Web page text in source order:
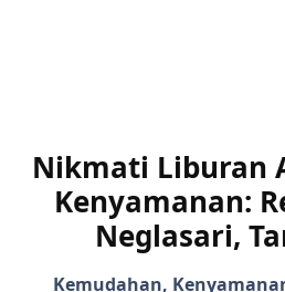
Nikmati Liburan
Kenyamanan:
Neglasari,
Kemudahan,